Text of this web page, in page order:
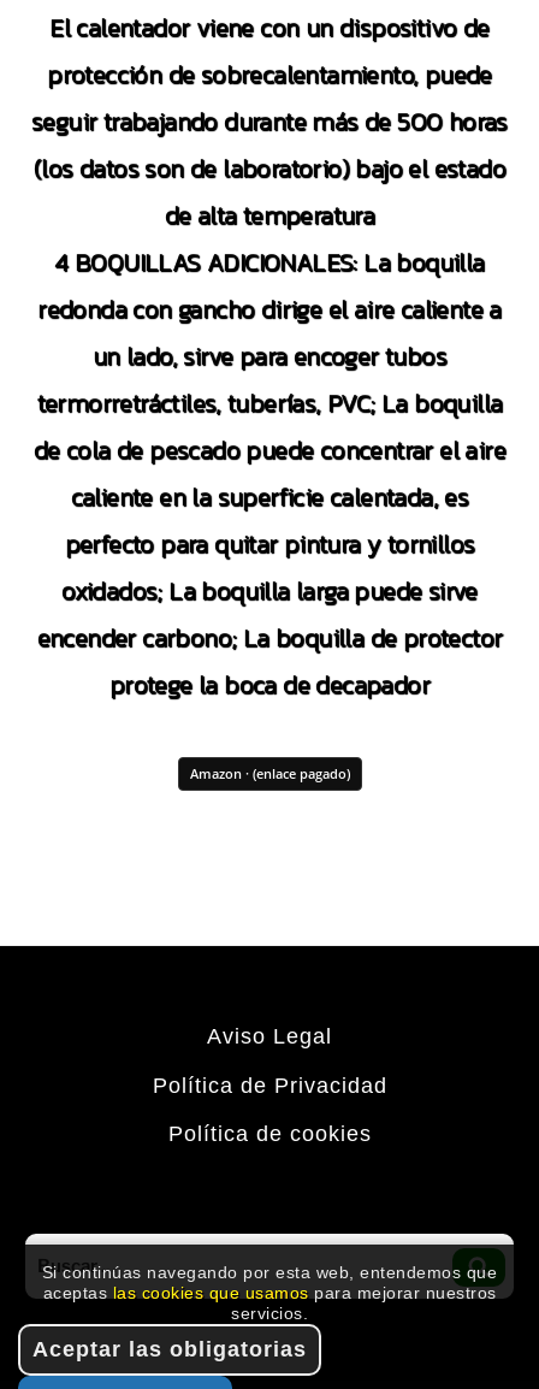
El calentador viene con un dispositivo de
protección de sobrecalentamiento, puede
seguir trabajando durante más de 500 horas
(los datos son de laboratorio) bajo el estado
de alta temperatura
4 BOQUILLAS ADICIONALES: La boquilla
redonda con gancho dirige el aire caliente a
un lado, sirve para encoger tubos
termorretráctiles, tuberías, PVC; La boquilla
de cola de pescado puede concentrar el aire
caliente en la superficie calentada, es
perfecto para quitar pintura y tornillos
oxidados; La boquilla larga puede sirve
encender carbono; La boquilla de protector
protege la boca de decapador
Amazon · (enlace pagado)
Aviso Legal
Política de Privacidad
Política de cookies
Buscar
por:
Si continúas navegando por esta web, entendemos que
aceptas las cookies que usamos para mejorar nuestros
servicios.
Aceptar las obligatorias